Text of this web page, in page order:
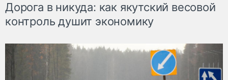
Дорога в никуда: как якутский весовой
контроль душит экономику